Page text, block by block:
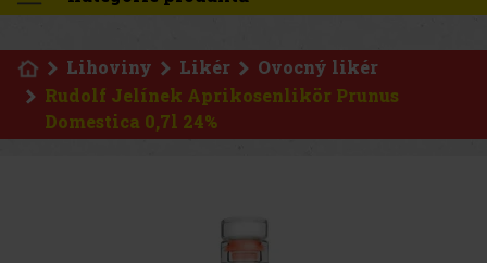
Lihoviny Likér
Ovocný likér
Rudolf Jelínek Aprikosenlikör Prunus
Domestica 0,7l 24%